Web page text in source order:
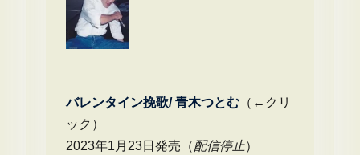
バレンタイン挽歌/ 青木つとむ（←クリ
ック）
2023年1月23日発売（配信停止）